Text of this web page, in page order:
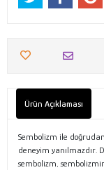
Ürün Açıklaması
Sembolizm ile
deneyim yanılmazdır.
sembolizm,